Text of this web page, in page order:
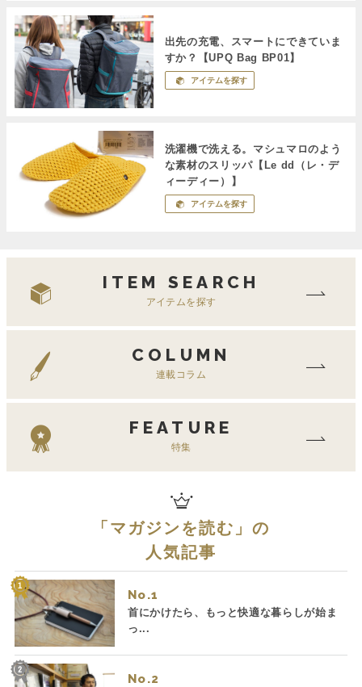
出先の充電、スマートにできていま
すか？【UPQ Bag BP01】
アイテムを探す
洗濯機で洗える。マシュマロのよう
な素材のスリッパ【Le dd（レ・デ
ィーディー）】
アイテムを探す
ITEM SEARCH
アイテムを探す
COLUMN
連載コラム
FEATURE
特集
「 マガジンを読む 」の
人気記事
No.
首にかけたら、もっと快適な暮らしが始ま
っ...
No.